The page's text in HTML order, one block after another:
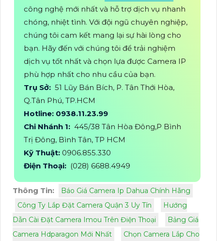
công nghệ mới nhất và hỗ trợ dịch vụ nhanh
chóng, nhiệt tình. Với đội ngũ chuyên nghiệp,
chúng tôi cam kết mang lại sự hài lòng cho
bạn. Hãy đến với chúng tôi để trải nghiệm
dịch vụ tốt nhất và chọn lựa được Camera IP
phù hợp nhất cho nhu cầu của bạn.
Trụ Sở: 51 Lũy Bán Bích, P. Tân Thới Hòa,
Q.Tân Phú, TP.HCM
Hotline: 0938.11.23.99
Chi Nhánh 1: 445/38 Tân Hòa Đông,P Bình
Trị Đông, Bình Tân, TP HCM
Kỹ Thuật: 0906.855.330
Điện Thoại: (028) 6688.4949
Thông Tin:
Báo Giá Camera Ip Dahua Chính Hãng
Công Ty Lắp Đặt Camera Quận 3 Uy Tín
Hướng
Dẫn Cài Đặt Camera Imou Trên Điện Thoại
Bảng Giá
Camera Hdparagon Mới Nhất
Chọn Camera Lắp Cho